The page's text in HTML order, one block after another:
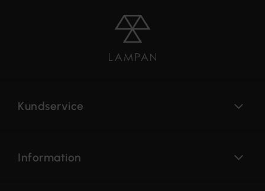
Kundservice
Information